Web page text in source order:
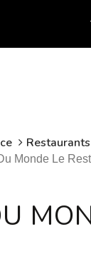
Monde Le